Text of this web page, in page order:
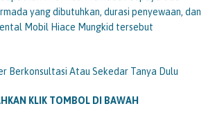
yang dibutuhkan, durasi penyewaan, dan
Mobil Hiace Mungkid tersebut
Berkonsultasi Atau Sekedar Tanya Dulu
KLIK TOMBOL DI BAWAH